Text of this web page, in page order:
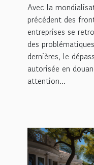
douane
Avec la
précédent des
entreprises se
des
dernières, le
autorisée en
attention...